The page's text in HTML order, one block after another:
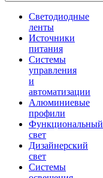
Светодиодные
ленты
Источники
питания
Системы
управления
и
автоматизации
Алюминиевые
профили
Функциональный
свет
Дизайнерский
свет
Системы